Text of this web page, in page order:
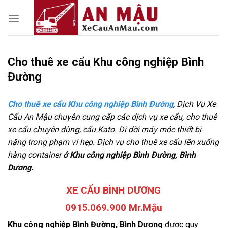
Cho thuê xe cẩu Khu công nghiệp Bình
Đường
Cho thuê xe cẩu Khu công nghiệp Bình Đường, Dịch Vụ Xe
Cẩu An Mậu chuyên cung cấp các dịch vụ xe cẩu, cho thuê
xe cẩu chuyên dùng, cẩu Kato. Di dời máy móc thiết bị
nặng trong phạm vi hẹp. Dịch vụ cho thuê xe cẩu lên xuống
hàng containerở Khu công nghiệp Bình Đường, Bình
Dương.
XE CẨU BÌNH DƯƠNG
0915.069.900 Mr.Mậu
Khu công nghiệp Bình Đường, Bình Dương được quy